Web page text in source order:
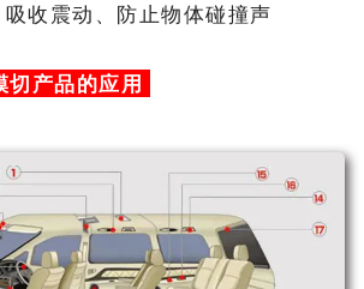
收震动、防止物体碰撞声
切产品的应用